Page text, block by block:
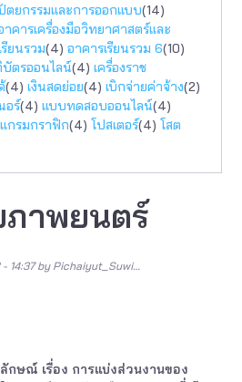
ตยกรรมและการออกแบบ(14)
าคารเครื่องมือวิทยาศาสตร์และ
ยนรวม(4) อาคารเรียนรวม 6(10)
บัตรออนไลน์(4) เครื่องราช
(4) เงินสดย่อย(4) เบิกจ่ายค่าจ้าง(2)
อร์(4) แบบทดสอบออนไลน์(4)
กรมกราฟิก(4) โปสเตอร์(4) โสต
ภาพยนตร์
14:37by Pichaiyut_Suwi…
ษณ์ เรื่อง การแบ่งส่วนงานของ